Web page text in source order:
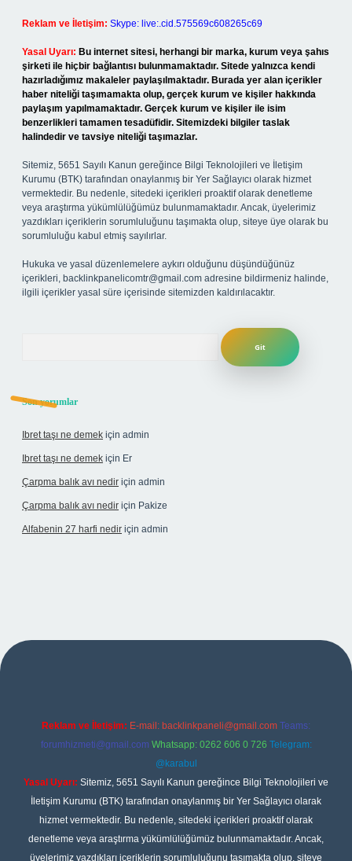
Reklam ve İletişim: Skype: live:.cid.575569c608265c69
Yasal Uyarı: Bu internet sitesi, herhangi bir marka, kurum veya şahıs
şirketi ile hiçbir bağlantısı bulunmamaktadır. Sitede yalnızca kendi
hazırladığımız makaleler paylaşılmaktadır. Burada yer alan içerikler
haber niteliği taşımamakta olup, gerçek kurum ve kişiler hakkında
paylaşım yapılmamaktadır. Gerçek kurum ve kişiler ile isim
benzerlikleri tamamen tesadüfidir. Sitemizdeki bilgiler taslak
halindedir ve tavsiye niteliği taşımazlar.
Sitemiz, 5651 Sayılı Kanun gereğince Bilgi Teknolojileri ve İletişim
Kurumu (BTK) tarafından onaylanmış bir Yer Sağlayıcı olarak hizmet
vermektedir. Bu nedenle, sitedeki içerikleri proaktif olarak denetleme
veya araştırma yükümlülüğümüz bulunmamaktadır. Ancak, üyelerimiz
yazdıkları içeriklerin sorumluluğunu taşımakta olup, siteye üye olarak bu
sorumluluğu kabul etmiş sayılırlar.
Hukuka ve yasal düzenlemelere aykırı olduğunu düşündüğünüz
içerikleri, backlinkpanelicomtr@gmail.com adresine bildirmeniz halinde,
ilgili içerikler yasal süre içerisinde sitemizden kaldırılacaktır.
Son yorumlar
Ibret taşı ne demek için admin
Ibret taşı ne demek için Er
Çarpma balık avı nedir için admin
Çarpma balık avı nedir için Pakize
Alfabenin 27 harfi nedir için admin
giriş
Reklam ve İletişim: E-mail: backlinkpaneli@gmail.com Teams:
forumhizmeti@gmail.com Whatsapp: 0262 606 0 726 Telegram:
@karabul
Yasal Uyarı: Sitemiz, 5651 Sayılı Kanun gereğince Bilgi Teknolojileri ve
İletişim Kurumu (BTK) tarafından onaylanmış bir Yer Sağlayıcı olarak
hizmet vermektedir. Bu nedenle, sitedeki içerikleri proaktif olarak
denetleme veya araştırma yükümlülüğümüz bulunmamaktadır. Ancak,
üyelerimiz yazdıkları içeriklerin sorumluluğunu taşımakta olup, siteye